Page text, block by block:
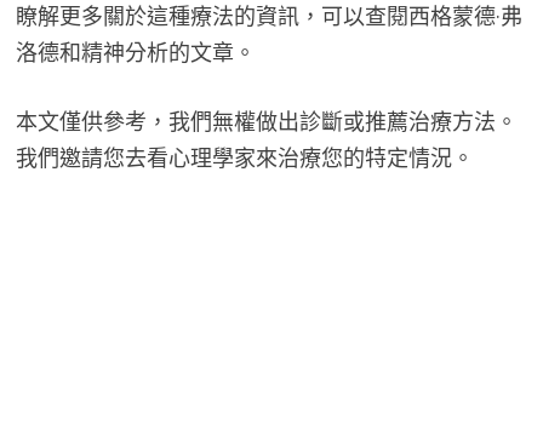
瞭解更多關於這種療法的資訊，可以查閱西格蒙德·弗
洛德和精神分析的文章。
本文僅供參考，我們無權做出診斷或推薦治療方法。
我們邀請您去看心理學家來治療您的特定情況。